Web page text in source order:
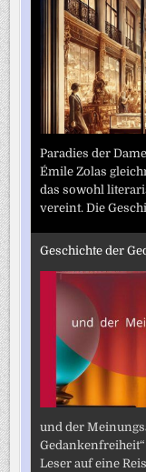
Paradies der
Émile Zolas
das sowohl
vereint. Die
Geschichte der
und der
Leser auf eine